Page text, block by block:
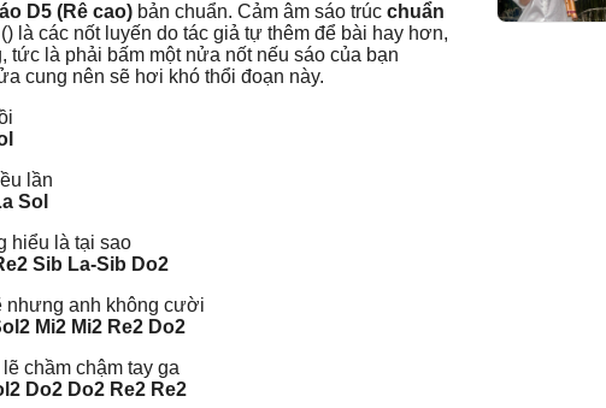
D5 (Rê cao) bản chuẩn. Cảm âm sáo trúc chuẩn
là các nốt luyến do tác giả tự thêm để bài hay hơn,
tức là phải bấm một nửa nốt nếu sáo của bạn
cung nên sẽ hơi khó thổi đoạn này.
lần
Sol
hiểu là tại sao
Sib La-Sib Do2
nhưng anh không cười
Mi2 Mi2 Re2 Do2
chầm chậm tay ga
Do2 Do2 Re2 Re2